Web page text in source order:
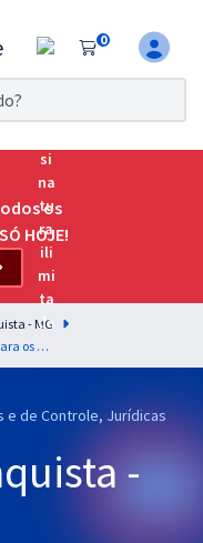
0
da
os
HOJE!
- MG
Câmara de Conquista - MG - Língua Portuguesa para os Cargos de Nível Médio com os Professores Lucas Lemos e Wagner Sousa (Pós-Edital)
e de Controle, Jurídicas
-